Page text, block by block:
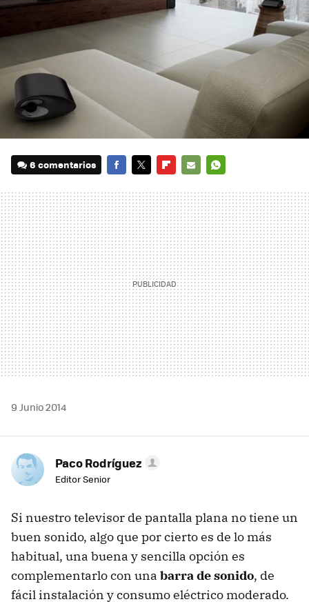
6 comentarios
MAIL
9 Junio 2014
Paco Rodríguez
Editor Senior
Si nuestro televisor de pantalla plana no tiene un
buen sonido, algo que por cierto es de lo más
habitual, una buena y sencilla opción es
complementarlo con una barra de sonido, de
fácil instalación y consumo eléctrico moderado.